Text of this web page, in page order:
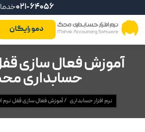
021-64056
دمو رایگان
آموزش فعال سازی
حسابداری
نرم افزار حسابداری /آموزش فعال سازی قفل نرم